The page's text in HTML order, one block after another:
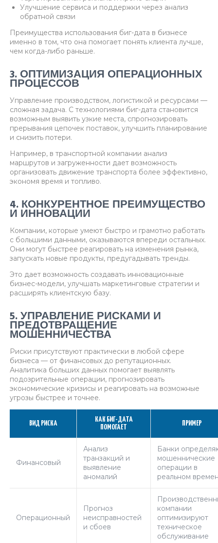
Улучшение сервиса и поддержки через анализ
обратной связи
Преимущества использования биг-дата в бизнесе
именно в том, что она помогает понять клиента лучше,
чем когда-либо раньше.
3. ОПТИМИЗАЦИЯ ОПЕРАЦИОННЫХ
ПРОЦЕССОВ
Управление производством, логистикой и ресурсами —
сложная задача. С технологиями биг-дата становится
возможным выявить узкие места, спрогнозировать
прерывания цепочек поставок, улучшить планирование
и снизить потери.
Например, в транспортной компании анализ
маршрутов и загруженности дает возможность
организовать движение транспорта более эффективно,
экономя время и топливо.
4. КОНКУРЕНТНОЕ ПРЕИМУЩЕСТВО
И ИННОВАЦИИ
Компании, которые умеют быстро и грамотно работать
с большими данными, оказываются впереди остальных.
Они могут быстрее реагировать на изменения рынка,
запускать новые продукты, предугадывать тренды.
Это дает возможность создавать инновационные
бизнес-модели, улучшать маркетинговые стратегии и
расширять клиентскую базу.
5. УПРАВЛЕНИЕ РИСКАМИ И
ПРЕДОТВРАЩЕНИЕ
МОШЕННИЧЕСТВА
Риски присутствуют практически в любой сфере
бизнеса — от финансовых до репутационных.
Аналитика больших данных помогает выявлять
подозрительные операции, прогнозировать
экономические кризисы и реагировать на возможные
угрозы быстрее и точнее.
ВИД РИСКА
КАК БИГ-ДАТА
ПОМОГАЕТ
ПРИМЕР
Финансовый
Анализ
транзакций и
выявление
аномалий
Банки
мошеннические
операции в
реальном
Операционный
Прогноз
неисправностей
и сбоев
компании
оптимизируют
техническое
обслуживание